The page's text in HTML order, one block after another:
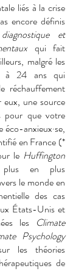
liés à la crise
encore définis
et
qui fait
malgré les
à 24 ans qui
réchauffement
une source
pour que votre
éco-anxieux·se,
en France (*
le Huffington
en plus
le monde en
des cas
États-Unis et
les Climate
Psychology
les théories
de